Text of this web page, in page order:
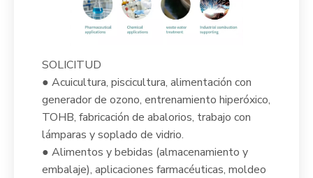
SOLICITUD
● Acuicultura, piscicultura, alimentación con
generador de ozono, entrenamiento hiperóxico,
TOHB, fabricación de abalorios, trabajo con
lámparas y soplado de vidrio.
● Alimentos y bebidas (almacenamiento y
embalaje), aplicaciones farmacéuticas, moldeo